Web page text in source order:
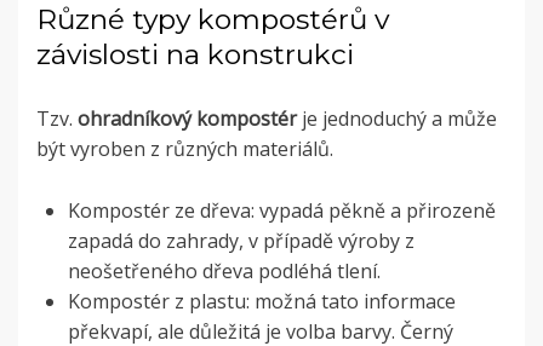
Různé typy kompostérů v
závislosti na konstrukci
Tzv. ohradníkový kompostérje jednoduchý a může
být vyroben z různých materiálů.
Kompostér ze dřeva: vypadá pěkně a přirozeně
zapadá do zahrady, v případě výroby z
neošetřeného dřeva podléhá tlení.
Kompostér z plastu: možná tato informace
překvapí, ale důležitá je volba barvy. Černý